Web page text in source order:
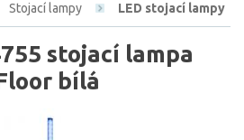
Stojací lampy LED stojací lampy
stojací lampa
bílá